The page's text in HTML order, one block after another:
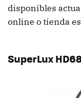
disponibles
online o tienda
SuperLux